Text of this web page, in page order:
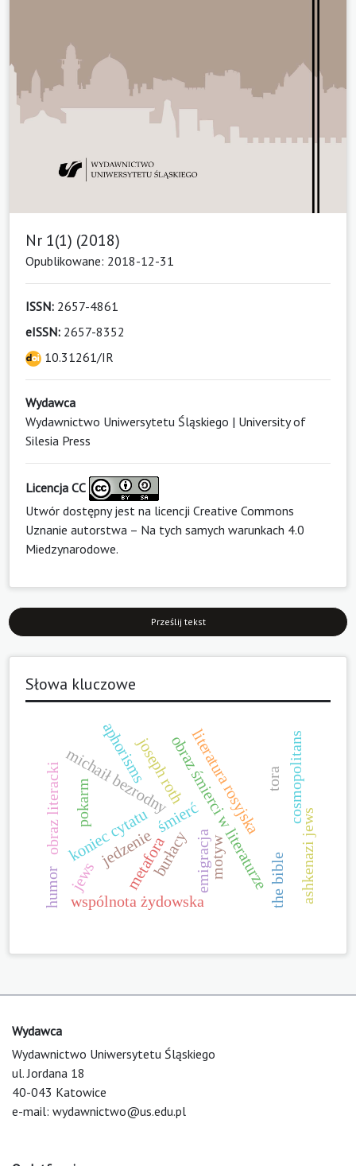
Nr 1(1) (2018)
Opublikowane: 2018-12-31
ISSN: 2657-4861
eISSN: 2657-8352
10.31261/IR
Wydawca
Wydawnictwo Uniwersytetu Śląskiego | University of
Silesia Press
Licencja CC
Utwór dostępny jest na licencji Creative Commons
Uznanie autorstwa – Na tych samych warunkach 4.0
Miedzynarodowe.
Prześlij tekst
Słowa kluczowe
śmierć
metafora motyw
obraz śmierci w literaturze
literatura rosyjska
michaił bezrodny
koniec cytatu emigracja
joseph roth
pokarm
jedzenie
obraz literacki
wspólnota żydowska
burłacy
aphorisms
jews
cosmopolitans
the bible
tora
ashkenazi jews
humor
Wydawca
Wydawnictwo Uniwersytetu Śląskiego
ul. Jordana 18
40-043 Katowice
e-mail: wydawnictwo@us.edu.pl